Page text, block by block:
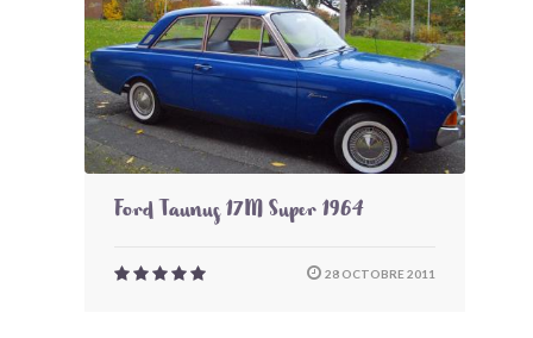
Ford Taunus 17M Super 1964
28 OCTOBRE 2011